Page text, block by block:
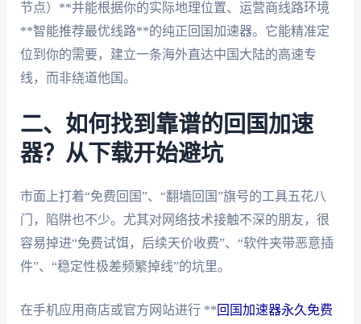
节点）**并能根据你的实际地理位置、运营商线路环境
**智能推荐最优线路**的纯正回国加速器。它能精准定
位到你的需要，建立一条海外直达中国大陆的高速专
线，而非绕道他国。
二、如何找到靠谱的回国加速
器？从下载开始避坑
市面上打着“免费回国”、“翻墙回国”旗号的工具五花八
门，陷阱也不少。尤其对网络技术接触不深的朋友，很
容易掉进“免费试饵，后续天价收费”、“软件夹带恶意插
件”、“稳定性极差频繁掉线”的坑里。
在手机应用商店或官方网站进行 **回国加速器永久免费